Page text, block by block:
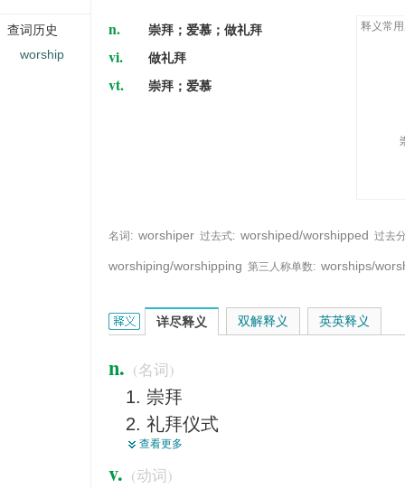
n. 崇拜；爱慕；做礼拜
vi. 做礼拜
vt. 崇拜；爱慕
释义常
名词: worshiper 过去式: worshiped/worshipped 过去
worshiping/worshipping 第三人称单数: worships/
worship的英文翻译是什么意思，词典释义与在线翻
详尽释义
n. (名词)
崇拜
礼拜仪式
阁下
敬仰
查看更多
v. (动词)
双解释义 英英释义
查词历史
worship